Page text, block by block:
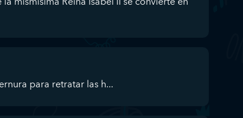
para retratar las h...